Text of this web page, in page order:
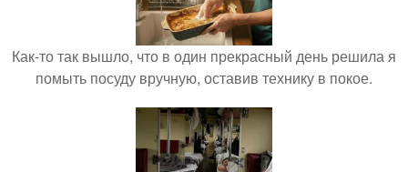
Как-то так вышло, что в один прекрасный день решила я
помыть посуду вручную, оставив технику в покое.